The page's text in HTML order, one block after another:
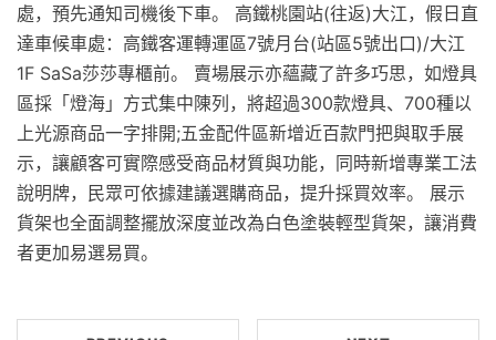
處，預先通知司機後下車。 高鐵桃園站(往返)大江，假日直
達車候車處：高鐵客運轉運區7號月台(站區5號出口)/大江
1F SaSa莎莎專櫃前。 賣場展示亦蘊藏了許多巧思，如燈具
區採「燈海」方式集中陳列，將超過300款燈具、700種以
上光源商品一字排開;五金配件區新增近百款門把與取手展
示，讓顧客可實際感受商品材質與功能，同時新增專業工法
說明牌，民眾可依據建議選購商品，提升採買效率。 展示
貨架也全面調整擺放深度並改為白色塗裝輕型貨架，讓消費
者更加易選易買。